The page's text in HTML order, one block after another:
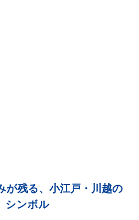
が残る、小江戸・川越の
シンボル